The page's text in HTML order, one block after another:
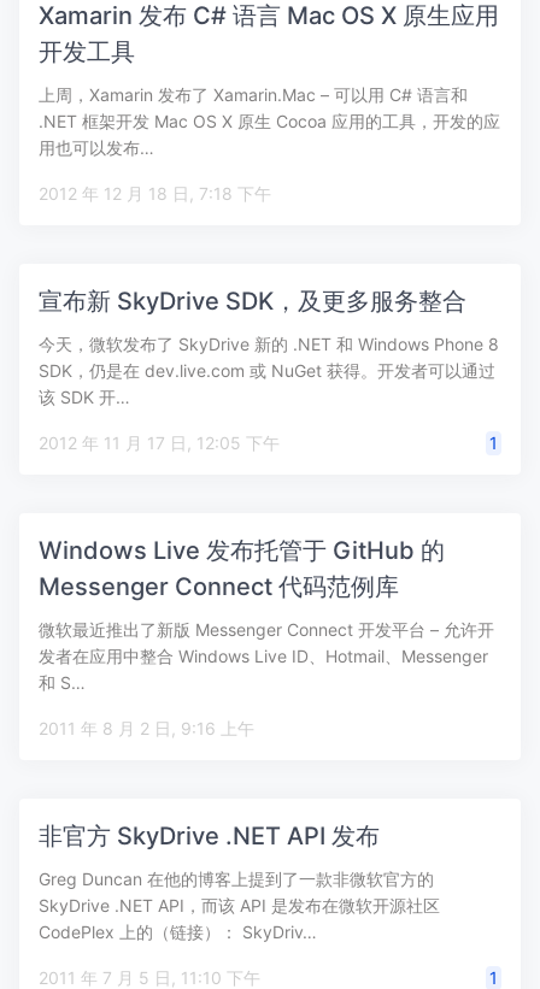
Xamarin 发布 C# 语言 Mac OS X 原生应用
开发工具
上周，Xamarin 发布了 Xamarin.Mac – 可以用 C# 语言和
.NET 框架开发 Mac OS X 原生 Cocoa 应用的工具，开发的应
用也可以发布…
2012 年 12 月 18 日, 7:18 下午
宣布新 SkyDrive SDK，及更多服务整合
今天，微软发布了 SkyDrive 新的 .NET 和 Windows Phone 8
SDK，仍是在 dev.live.com 或 NuGet 获得。开发者可以通过
该 SDK 开…
2012 年 11 月 17 日, 12:05 下午 1
Windows Live 发布托管于 GitHub 的
Messenger Connect 代码范例库
微软最近推出了新版 Messenger Connect 开发平台 – 允许开
发者在应用中整合 Windows Live ID、Hotmail、Messenger
和 S…
2011 年 8 月 2 日, 9:16 上午
非官方 SkyDrive .NET API 发布
Greg Duncan 在他的博客上提到了一款非微软官方的
SkyDrive .NET API，而该 API 是发布在微软开源社区
CodePlex 上的（链接）： SkyDriv…
2011 年 7 月 5 日, 11:10 下午 1